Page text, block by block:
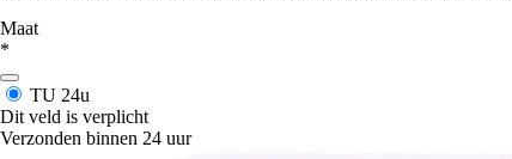
Maat
*
TU 24u
Dit veld is verplicht
Verzonden binnen 24 uur